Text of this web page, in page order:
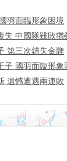
羽面臨形象困境
失 中國隊雖敗猶
第三次錯失金牌
子 國羽面臨形象
遺憾遭遇兩連敗